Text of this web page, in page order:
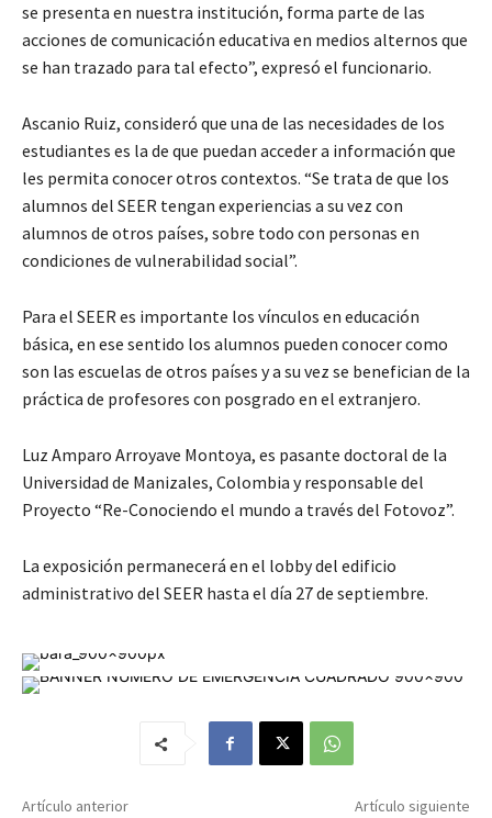
se presenta en nuestra institución, forma parte de las
acciones de comunicación educativa en medios alternos que
se han trazado para tal efecto”, expresó el funcionario.
Ascanio Ruiz, consideró que una de las necesidades de los
estudiantes es la de que puedan acceder a información que
les permita conocer otros contextos. “Se trata de que los
alumnos del SEER tengan experiencias a su vez con
alumnos de otros países, sobre todo con personas en
condiciones de vulnerabilidad social”.
Para el SEER es importante los vínculos en educación
básica, en ese sentido los alumnos pueden conocer como
son las escuelas de otros países y a su vez se benefician de la
práctica de profesores con posgrado en el extranjero.
Luz Amparo Arroyave Montoya, es pasante doctoral de la
Universidad de Manizales, Colombia y responsable del
Proyecto “Re-Conociendo el mundo a través del Fotovoz”.
La exposición permanecerá en el lobby del edificio
administrativo del SEER hasta el día 27 de septiembre.
Artículo anterior Artículo siguiente